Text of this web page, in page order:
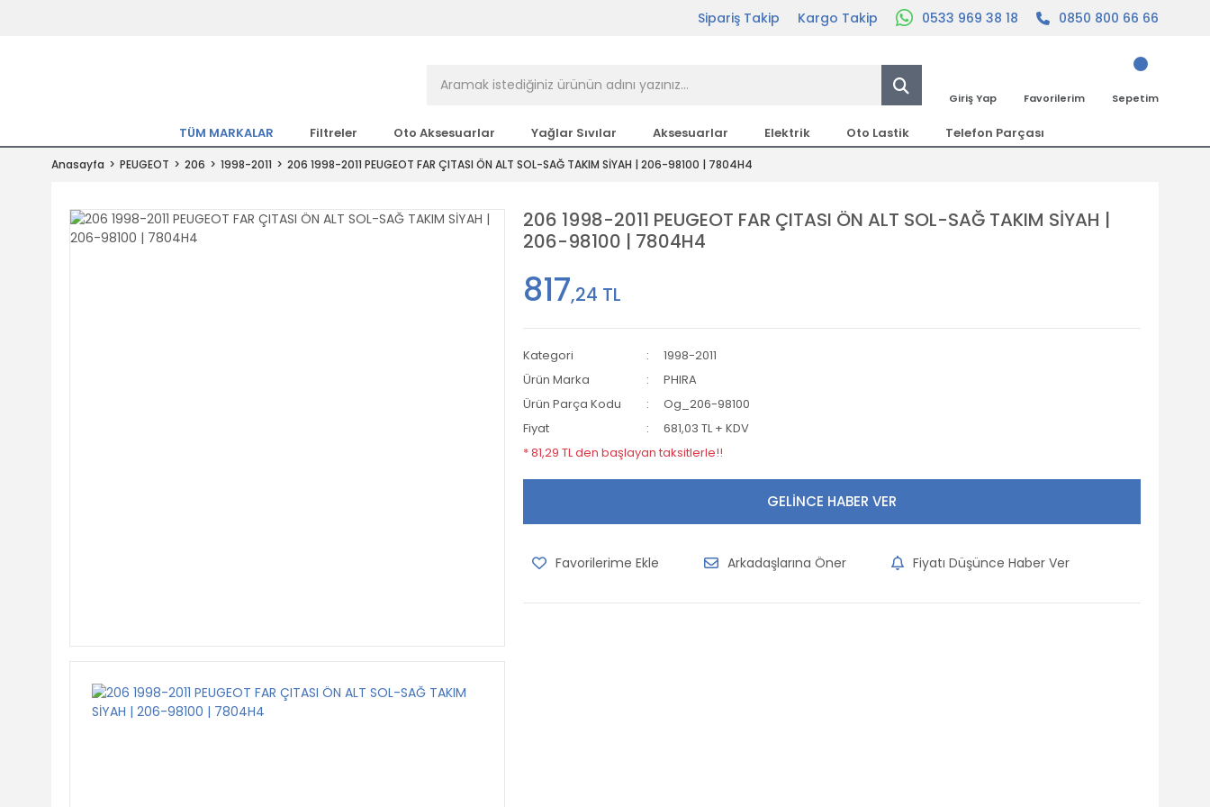
Tıkla Al, Mutlu Kal!
Sipariş Takip Kargo Takip 0533 969 38 18 0850 800 66 66
Giriş Yap Favorilerim Sepetim
TÜM MARKALAR Filtreler Oto Aksesuarlar Yağlar Sıvılar Aksesuarlar Elektrik Oto Lastik Telefon Parçası
Anasayfa PEUGEOT 206 1998-2011 206 1998-2011 PEUGEOT FAR ÇITASI ÖN ALT SOL-SAĞ TAKIM SİYAH | 206-98100 | 7804H4
206 1998-2011 PEUGEOT FAR ÇITASI ÖN ALT SOL-SAĞ TAKIM SİYAH |
206-98100 | 7804H4
817,24 TL
Kategori
1998-2011
Ürün Marka
PHIRA
Ürün Parça Kodu
Og_206-98100
Fiyat
681,03 TL + KDV
* 81,29 TL den başlayan taksitlerle!!
GELİNCE HABER VER
Arkadaşlarına Öner Fiyatı Düşünce Haber Ver